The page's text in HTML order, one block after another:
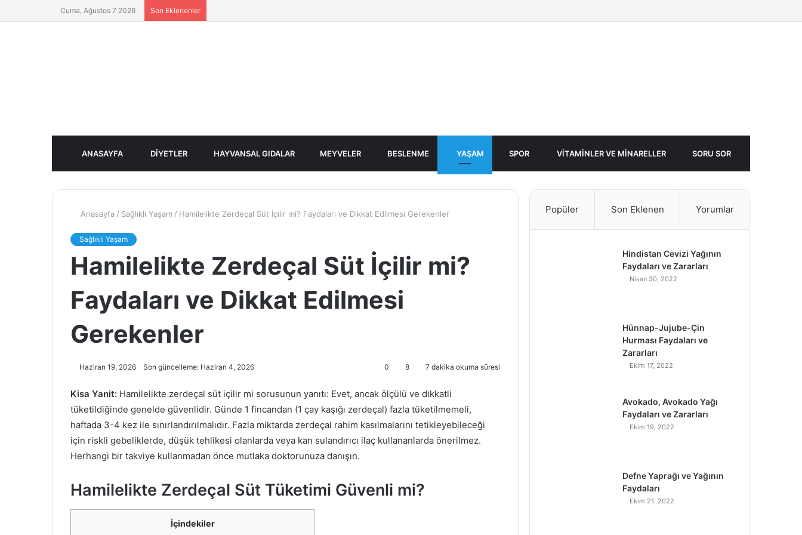
Cuma, Ağustos 7 2026 Son Eklenenler
ANASAYFA DIYETLER HAYVANSAL GIDALAR MEYVELER BESLENME YAŞAM SPOR VITAMINLER VE MINARELLER SORU SOR
Anasayfa / Sağlıklı Yaşam / Hamilelikte Zerdeçal Süt İçilir mi? Faydaları ve Dikkat Edilmesi Gerekenler
Sağlıklı Yaşam
Hamilelikte Zerdeçal Süt İçilir mi?
Faydaları ve Dikkat Edilmesi
Gerekenler
Haziran 19, 2026 Son güncelleme: Haziran 4, 2026 0 8 7 dakika okuma süresi
Kisa Yanit: Hamilelikte zerdeçal süt içilir mi sorusunun yanıtı: Evet, ancak ölçülü ve dikkatli
tüketildiğinde genelde güvenlidir. Günde 1 fincandan (1 çay kaşığı zerdeçal) fazla tüketilmemeli,
haftada 3-4 kez ile sınırlandırılmalıdır. Fazla miktarda zerdeçal rahim kasılmalarını tetikleyebileceği
için riskli gebeliklerde, düşük tehlikesi olanlarda veya kan sulandırıcı ilaç kullananlarda önerilmez.
Herhangi bir takviye kullanmadan önce mutlaka doktorunuza danışın.
Hamilelikte Zerdeçal Süt Tüketimi Güvenli mi?
İçindekiler
Popüler Son Eklenen Yorumlar
Hindistan Cevizi Yağının
Faydaları ve Zararları
Nisan 30, 2022
Hünnap-Jujube-Çin
Hurması Faydaları ve
Zararları
Ekim 17, 2022
Avokado, Avokado Yağı
Faydaları ve Zararları
Ekim 19, 2022
Defne Yaprağı ve Yağının
Faydaları
Ekim 21, 2022